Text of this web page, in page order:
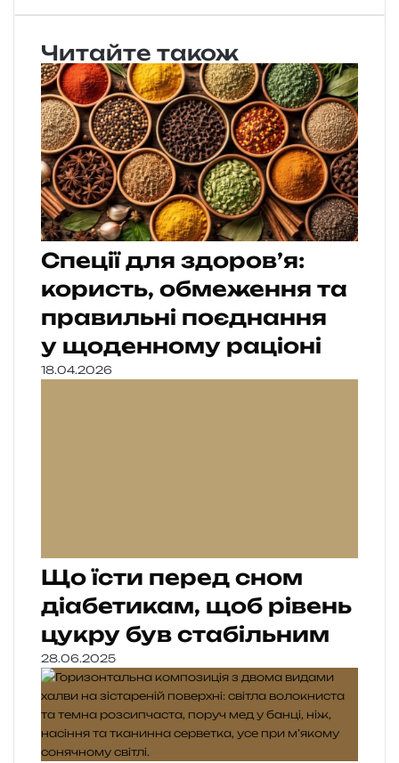
Читайте також
Спеції для здоров’я:
користь, обмеження та
правильні поєднання
у щоденному раціоні
18.04.2026
Що їсти перед сном
діабетикам, щоб рівень
цукру був стабільним
28.06.2025